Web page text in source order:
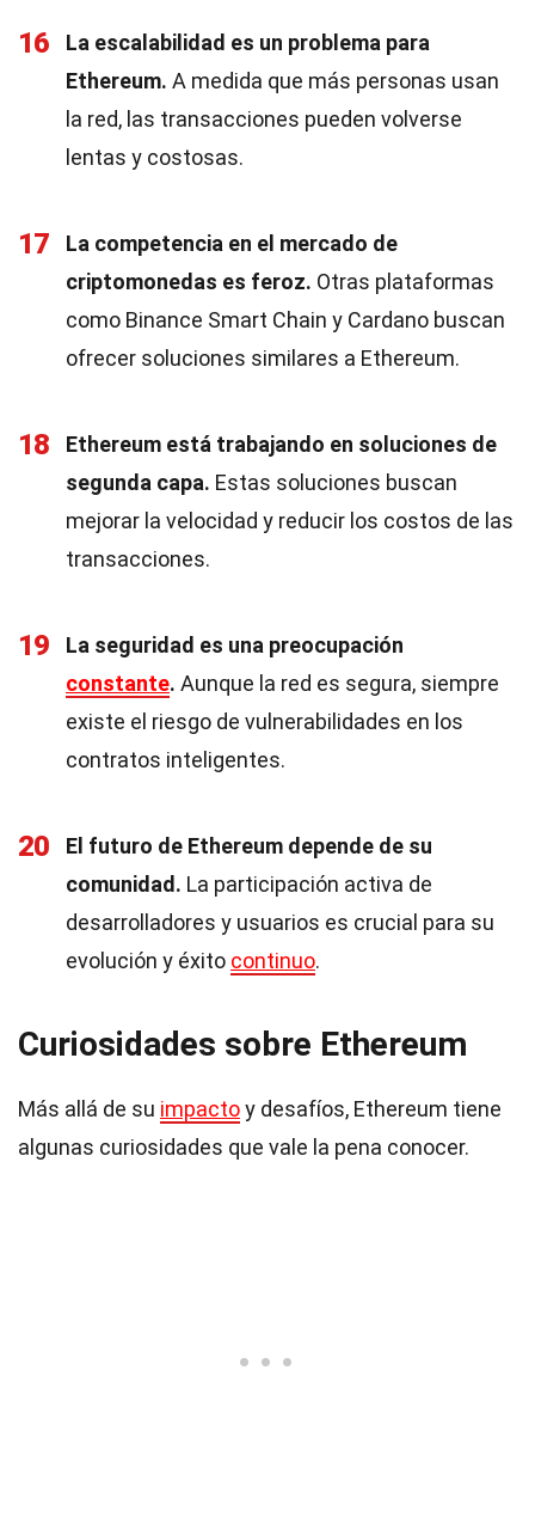
16
La escalabilidad es un problema para
Ethereum. A medida que más personas usan
la red, las transacciones pueden volverse
lentas y costosas.
17
La competencia en el mercado de
criptomonedas es feroz. Otras plataformas
como Binance Smart Chain y Cardano buscan
ofrecer soluciones similares a Ethereum.
18
Ethereum está trabajando en soluciones de
segunda capa. Estas soluciones buscan
mejorar la velocidad y reducir los costos de las
transacciones.
19
La seguridad es una preocupación
constante. Aunque la red es segura, siempre
existe el riesgo de vulnerabilidades en los
contratos inteligentes.
20
El futuro de Ethereum depende de su
comunidad. La participación activa de
desarrolladores y usuarios es crucial para su
evolución y éxito continuo.
Curiosidades sobre Ethereum
Más allá de su impactoy desafíos, Ethereum tiene
algunas curiosidades que vale la pena conocer.